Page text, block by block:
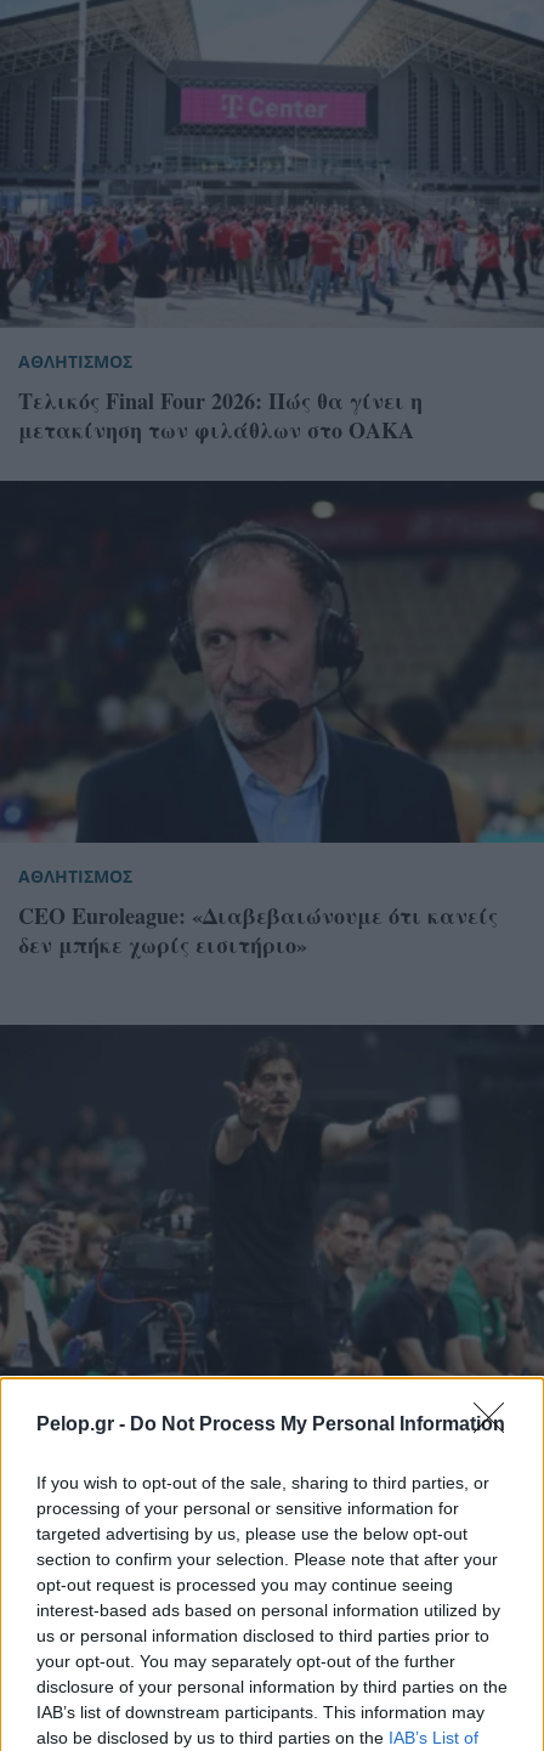
Pelop.gr - Do Not Process My Personal Information
If you wish to opt-out of the sale, sharing to third parties, or
processing of your personal or sensitive information for
targeted advertising by us, please use the below opt-out
section to confirm your selection. Please note that after your
opt-out request is processed you may continue seeing
interest-based ads based on personal information utilized by
us or personal information disclosed to third parties prior to
your opt-out. You may separately opt-out of the further
disclosure of your personal information by third parties on the
IAB’s list of downstream participants. This information may
also be disclosed by us to third parties on the IAB’s List of
ΑΘΛΗΤΙΣΜΟΣ
Τελικός Final Four 2026: Πώς θα γίνει η
μετακίνηση των φιλάθλων στο ΟΑΚΑ
ΑΘΛΗΤΙΣΜΟΣ
CEO Euroleague: «Διαβεβαιώνουμε ότι κανείς
δεν μπήκε χωρίς εισιτήριο»
ΑΘΛΗΤΙΣΜΟΣ
να ζητήσει μια συγγνώμη από τον κόσμο του
Παναθηναϊκού»